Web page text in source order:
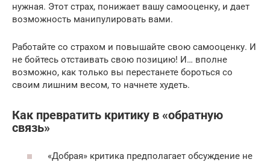
нужная. Этот страх, понижает вашу самооценку, и дает
возможность манипулировать вами.
Работайте со страхом и повышайте свою самооценку. И
не бойтесь отстаивать свою позицию! И… вполне
возможно, как только вы перестанете бороться со
своим лишним весом, то начнете худеть.
Как превратить критику в «обратную
связь»
«Добрая» критика предполагает обсуждение не